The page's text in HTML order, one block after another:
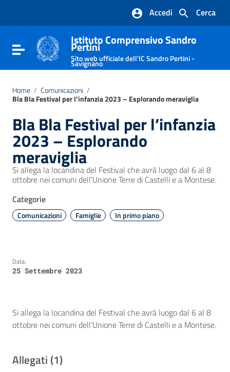
Vai al footer
Cerca
Accedi
Attiva / disattiva la navigazione
Istituto Comprensivo Sandro
Pertini
Sito web ufficiale dell'IC Sandro Pertini -
Savignano
Home / Comunicazioni /
Bla Bla Festival per l’infanzia 2023 – Esplorando meraviglia
Bla Bla Festival per l’infanzia
2023 – Esplorando
meraviglia
Si allega la locandina del Festival che avrà luogo dal 6 al 8
ottobre nei comuni dell'Unione Terre di Castelli e a Montese.
Categorie
Comunicazioni Famiglie In primo piano
Data:
25 Settembre 2023
Si allega la locandina del Festival che avrà luogo dal 6 al 8
ottobre nei comuni dell’Unione Terre di Castelli e a Montese.
Allegati (1)